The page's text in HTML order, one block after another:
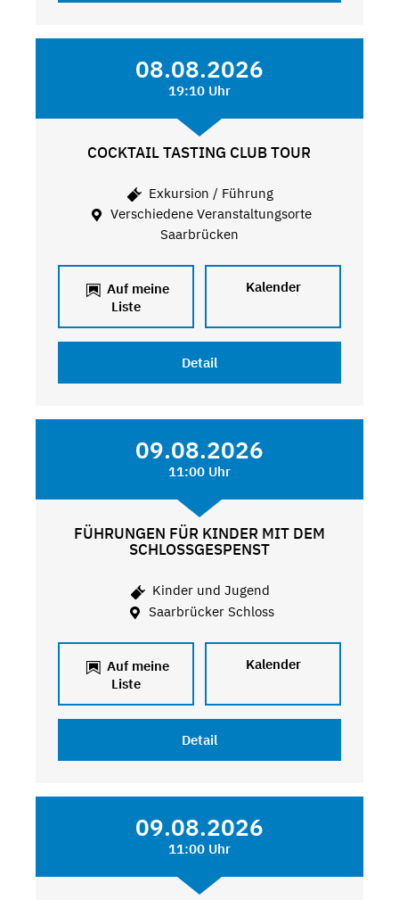
08.08.2026
19:10 Uhr
COCKTAIL TASTING CLUB TOUR
Exkursion / Führung
Verschiedene Veranstaltungsorte
Saarbrücken
Auf meine
Liste
Kalender
Detail
09.08.2026
11:00 Uhr
FÜHRUNGEN FÜR KINDER MIT DEM
SCHLOSSGESPENST
Kinder und Jugend
Saarbrücker Schloss
Auf meine
Liste
Kalender
Detail
09.08.2026
11:00 Uhr